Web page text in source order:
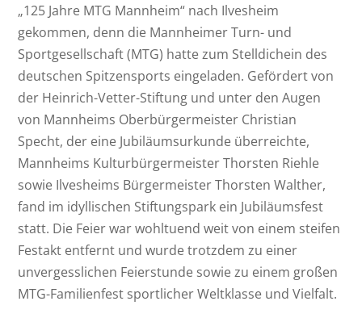
„125 Jahre MTG Mannheim“ nach Ilvesheim
gekommen, denn die Mannheimer Turn- und
Sportgesellschaft (MTG) hatte zum Stelldichein des
deutschen Spitzensports eingeladen. Gefördert von
der Heinrich-Vetter-Stiftung und unter den Augen
von Mannheims Oberbürgermeister Christian
Specht, der eine Jubiläumsurkunde überreichte,
Mannheims Kulturbürgermeister Thorsten Riehle
sowie Ilvesheims Bürgermeister Thorsten Walther,
fand im idyllischen Stiftungspark ein Jubiläumsfest
statt. Die Feier war wohltuend weit von einem steifen
Festakt entfernt und wurde trotzdem zu einer
unvergesslichen Feierstunde sowie zu einem großen
MTG-Familienfest sportlicher Weltklasse und Vielfalt.